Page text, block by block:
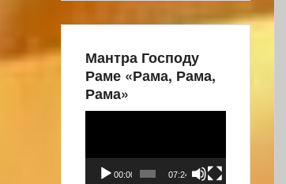
Мантра Господу
Раме «Рама, Рама,
Рама»
00:00 07:24